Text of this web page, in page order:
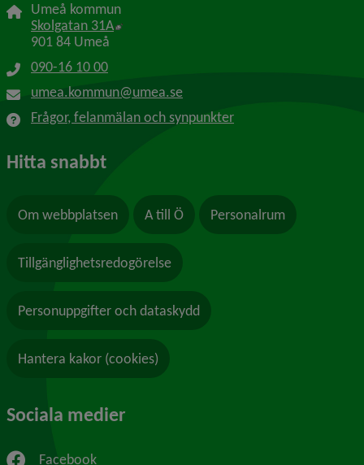
Umeå kommun
Skolgatan 31A Länk till annan webbplats, öppnas i nytt
901 84 Umeå
090-16 10 00
umea.kommun@umea.se
Frågor, felanmälan och synpunkter
Hitta snabbt
Om webbplatsen A till Ö Personalrum
Tillgänglighetsredogörelse
Personuppgifter och dataskydd
Hantera kakor (cookies)
Sociala medier
Facebook